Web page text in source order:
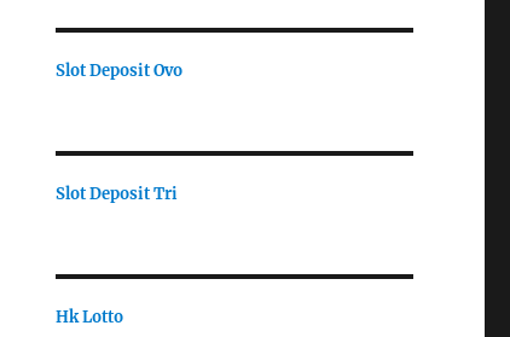
Slot Deposit Ovo
Slot Deposit Tri
Hk Lotto